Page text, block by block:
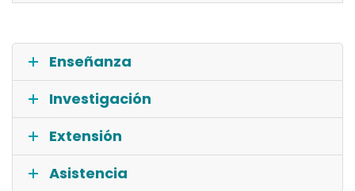
Enseñanza
Investigación
Extensión
Asistencia